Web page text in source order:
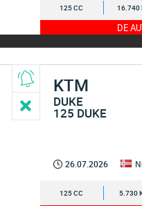
125 CC 16.740
DE
KTM
DUKE
125 DUKE
26.07.2026
125 CC 5.730